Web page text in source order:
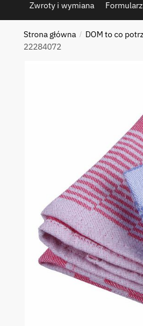
Zwroty i wymiana
Strona główna / DOM to co
22284072